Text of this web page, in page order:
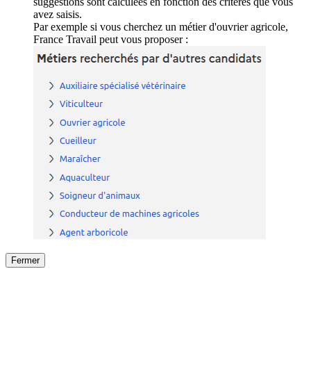
avez saisis.
Par exemple si vous cherchez un métier d'ouvrier agricole,
France Travail peut vous proposer :
Fermer